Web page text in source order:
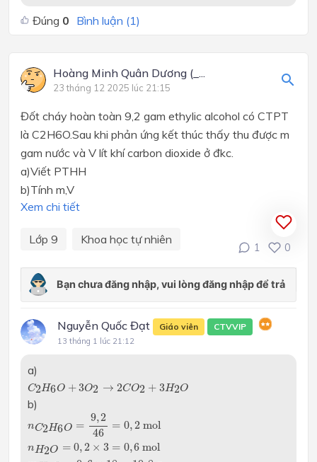
Đúng 0 Bình luận (1)
Hoàng Minh Quân Dương (_...
23 tháng 12 2025 lúc 21:15
Đốt cháy hoàn toàn 9,2 gam ethylic alcohol có CTPT
là C2H6O.Sau khi phản ứng kết thúc thấy thu được m
gam nước và V lít khí carbon dioxide ở đkc.
a)Viết PTHH
b)Tính m,V
Xem chi tiết
Lớp 9 Khoa học tự nhiên
1 0
Nguyễn Quốc Đạt Giáo viên CTVVIP
13 tháng 1 lúc 21:12
a)
C2H6O +3O2 → 2CO2 + 3H2O
C2 H6O + 3O2→ 2 CO2+ H2O
b)
nC2H6O =
9,2
46
= 0,2 mol
C 246
n H2O = 0,2 × 3 = 0,6 mol
n H2 O ,2 ×3= 0 mol